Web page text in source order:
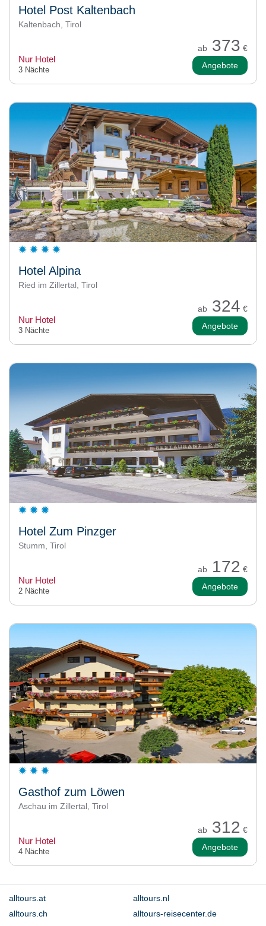
Hotel Post Kaltenbach
Kaltenbach, Tirol
ab 373 €
Nur Hotel
3 Nächte Angebote
Hotel Alpina
Ried im Zillertal, Tirol
ab 324 €
Nur Hotel
3 Nächte Angebote
Hotel Zum Pinzger
Stumm, Tirol
ab 172 €
Nur Hotel
2 Nächte Angebote
Gasthof zum Löwen
Aschau im Zillertal, Tirol
ab 312 €
Nur Hotel
4 Nächte Angebote
alltours.at
alltours.nl
alltours.ch
alltours-reisecenter.de